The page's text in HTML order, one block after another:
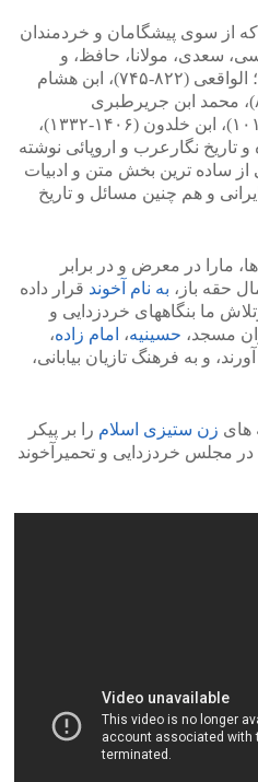
از سوی پیشگامان و خردمندان
سعدی، مولانا، حافظ، و
نویسندگان بزرگ اسلامی مانند؛ الواقعی (۸۲۲-۷۴۵)، ابن هشام
(۸۳۴)، محمد بخارائی (۸۷۰-۸۱۰)، محمد ابن جریرطبری
(۹۲۳-۸۳۸)، حکیم نیشابوری (۱۰۱۴)، ابن خلدون (۱۴۰۶-۱۳۳۲)،
تاریخ نگارعرب و اروپائی نوشته
از ساده ترین بخش متن و ادبیات
و هم چنین مسائل و تاریخ
مارا در معرض و در برابر
حقه باز، به نام آخوند قرار داده
ما بنگاههای خردزدایی و
مسجد، حسینیه، امام زاده،
و به فرهنگ تازیان بیابانی،
های زن ستیزی اسلام را بر پیکر
مجلس خردزدایی و تحمیرآخوند